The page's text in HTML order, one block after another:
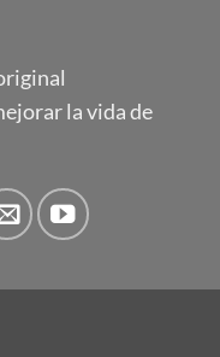
la vida de